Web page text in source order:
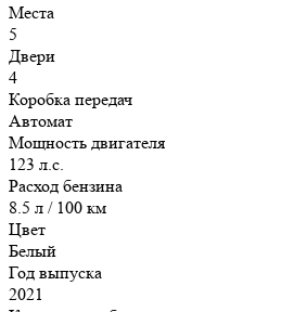
Места
5
Двери
4
Коробка передач
Автомат
Мощность двигателя
123 л.с.
Расход бензина
8.5 л / 100 км
Цвет
Белый
Год выпуска
2021